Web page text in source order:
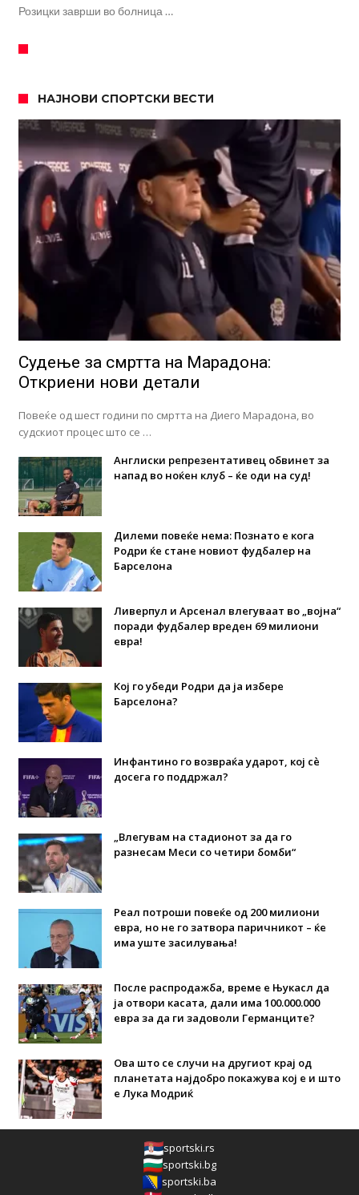
Розицки заврши во болница …
НАЈНОВИ СПОРТСКИ ВЕСТИ
Судење за смртта на Марадона:
Откриени нови детали
Повеќе од шест години по смртта на Диего Марадона, во
судскиот процес што се …
Англиски репрезентативец обвинет за
напад во ноќен клуб – ќе оди на суд!
Дилеми повеќе нема: Познато е кога
Родри ќе стане новиот фудбалер на
Барселона
Ливерпул и Арсенал влегуваат во „војна“
поради фудбалер вреден 69 милиони
евра!
Кој го убеди Родри да ја избере
Барселона?
Инфантино го возвраќа ударот, кој сè
досега го поддржал?
„Влегувам на стадионот за да го
разнесам Меси со четири бомби“
Реал потроши повеќе од 200 милиони
евра, но не го затвора паричникот – ќе
има уште засилувања!
После распродажба, време е Њукасл да
ја отвори касата, дали има 100.000.000
евра за да ги задоволи Германците?
Ова што се случи на другиот крај од
планетата најдобро покажува кој е и што
е Лука Модриќ
sportski.rs
sportski.bg
sportski.ba